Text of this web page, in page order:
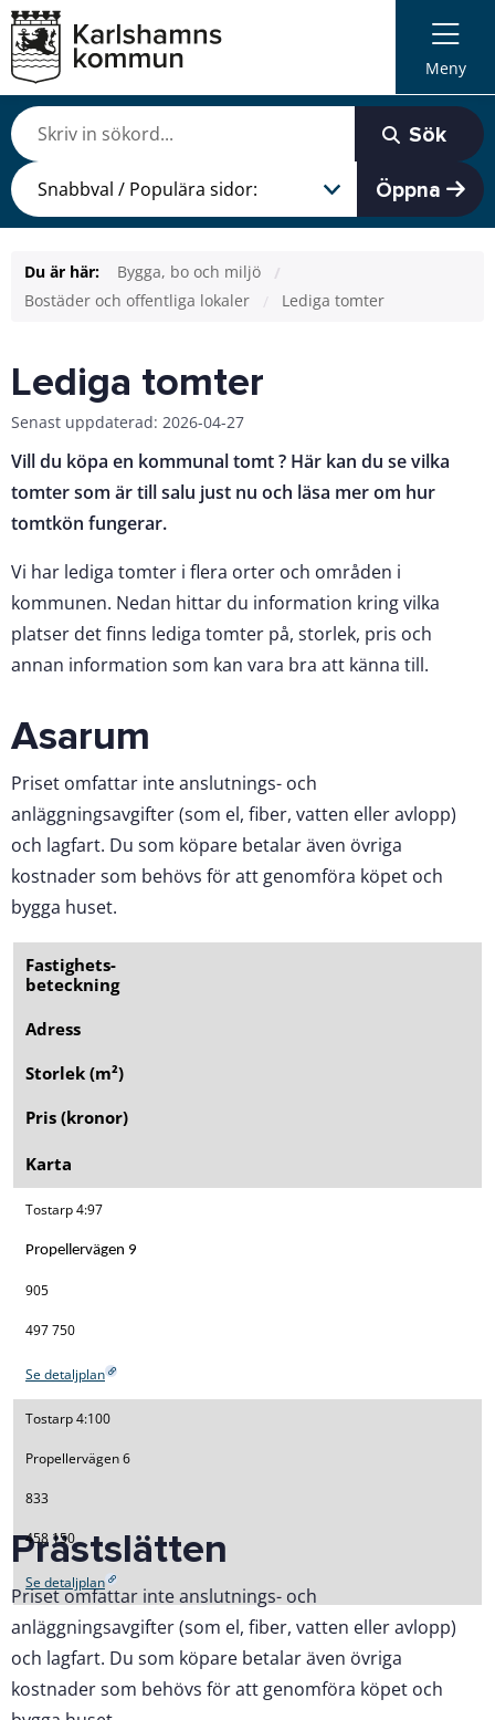
Meny
Sök
Öppna
Du är här:
Bygga, bo och miljö
Bostäder och offentliga lokaler
Lediga tomter
Lediga tomter
Senast uppdaterad: 2026-04-27
Vill du köpa en kommunal tomt ? Här kan du se vilka
tomter som är till salu just nu och läsa mer om hur
tomtkön fungerar.
Vi har lediga tomter i flera orter och områden i
kommunen. Nedan hittar du information kring vilka
platser det finns lediga tomter på, storlek, pris och
annan information som kan vara bra att känna till.
Asarum
Priset omfattar inte anslutnings- och
anläggningsavgifter (som el, fiber, vatten eller avlopp)
och lagfart. Du som köpare betalar även övriga
kostnader som behövs för att genomföra köpet och
bygga huset.
Fastighets­
beteckning
Adress
Storlek (m²)
Pris (kronor)
Karta
Tostarp 4:97
Propellervägen 9
905
497 750
Se detaljplan
Tostarp 4:100
Propellervägen 6
833
458 150
Se detaljplan
Prästslätten
Priset omfattar inte anslutnings- och
anläggningsavgifter (som el, fiber, vatten eller avlopp)
och lagfart. Du som köpare betalar även övriga
kostnader som behövs för att genomföra köpet och